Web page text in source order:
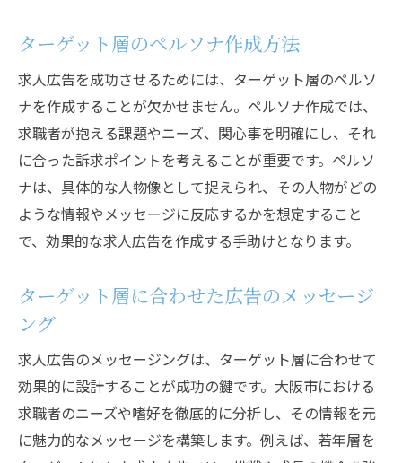
ト
デザインで差別化するためのテクニック
求職者の心を掴む求人広告の作り方
魅力的なキャッチコピーの作成法
具体的な業務内容と条件を明確にする
求職者のニーズを反映したメッセージング
ストーリーテリングを活用した広告の作成
求職者の共感を呼ぶ広告の作成例
求人広告で企業の魅力を伝えるための方法
企業の強みを効果的に伝えるためのポイン
ト
職場環境や社風の紹介方法
成功事例や社員の声を活用した広告の作成
ターゲット層のペルソナ作成方法
求人広告を成功させるためには、ターゲット層のペルソ
ナを作成することが欠かせません。ペルソナ作成では、
求職者が抱える課題やニーズ、関心事を明確にし、それ
に合った訴求ポイントを考えることが重要です。ペルソ
ナは、具体的な人物像として捉えられ、その人物がどの
ような情報やメッセージに反応するかを想定すること
で、効果的な求人広告を作成する手助けとなります。
ターゲット層に合わせた広告のメッセージ
ング
求人広告のメッセージングは、ターゲット層に合わせて
効果的に設計することが成功の鍵です。大阪市における
求職者のニーズや嗜好を徹底的に分析し、その情報を元
に魅力的なメッセージを構築します。例えば、若年層を